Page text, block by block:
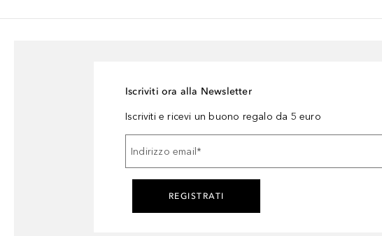
Iscriviti ora alla Newsletter
Iscriviti e ricevi un buono regalo da 5 euro
Indirizzo email *
REGISTRATI